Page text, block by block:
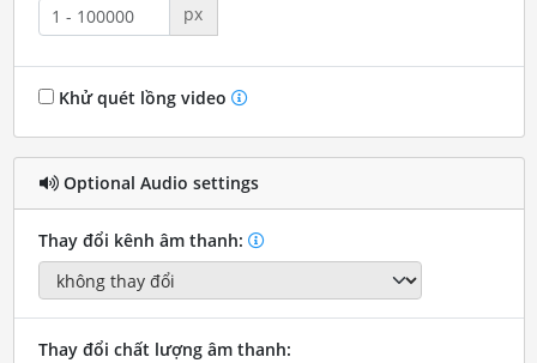
px
Khử quét lồng video
Optional Audio settings
Thay đổi kênh âm thanh:
Thay đổi chất lượng âm thanh: